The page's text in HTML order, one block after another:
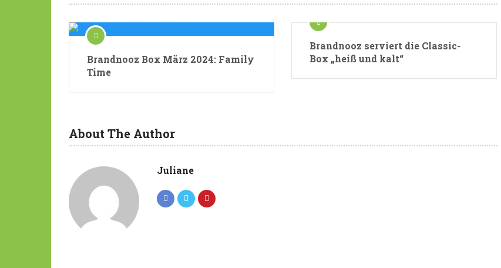
Brandnooz Box März 2024: Family
Time
Brandnooz serviert die Classic-
Box „heiß und kalt“
About The Author
Juliane